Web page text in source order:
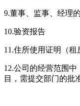
9.董事、监事、经理
10.验资报告
11.住所使用证明（租
12.公司的经营范围中
目，需提交部门的批